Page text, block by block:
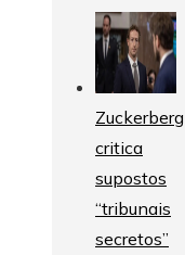
Zuckerberg
critica
supostos
“tribunais
secretos”